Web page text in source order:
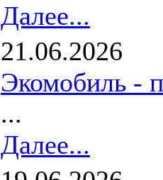
Далее...
21.06.2026
Экомобиль -
...
Далее...